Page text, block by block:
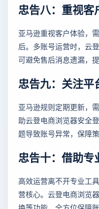
忠告八：重视客
亚马逊重视客户体验，
后。多账号运营时，云
可避免售后消息遗漏，
忠告九：关注平
亚马逊规则定期更新，
助云登电商浏览器安全
题导致账号异常，保障策
忠告十：借助专
高效运营离不开专业工
营核心。云登电商浏览